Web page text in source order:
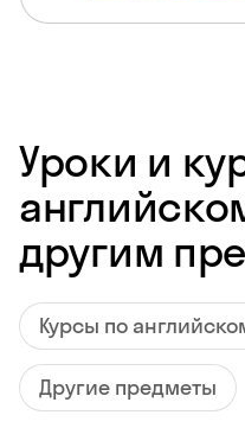
Уроки и
другим
Курсы по
Другие предметы